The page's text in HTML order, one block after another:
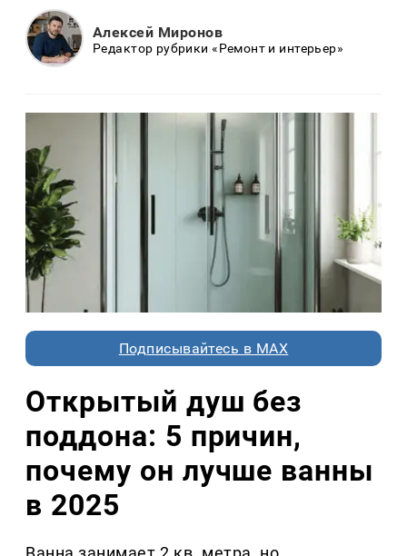
Алексей Миронов
Редактор рубрики «Ремонт и интерьер»
Подписывайтесь в MAX
Открытый душ без
поддона: 5 причин,
почему он лучше ванны
в 2025